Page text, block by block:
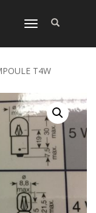
DÉPLIER
NAVIGATION
T4W